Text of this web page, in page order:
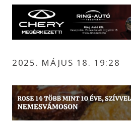
2025. MÁJUS 18. 19:28